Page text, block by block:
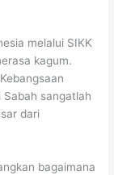
melalui SIKK
kagum.
sangatlah
dari
bagaimana